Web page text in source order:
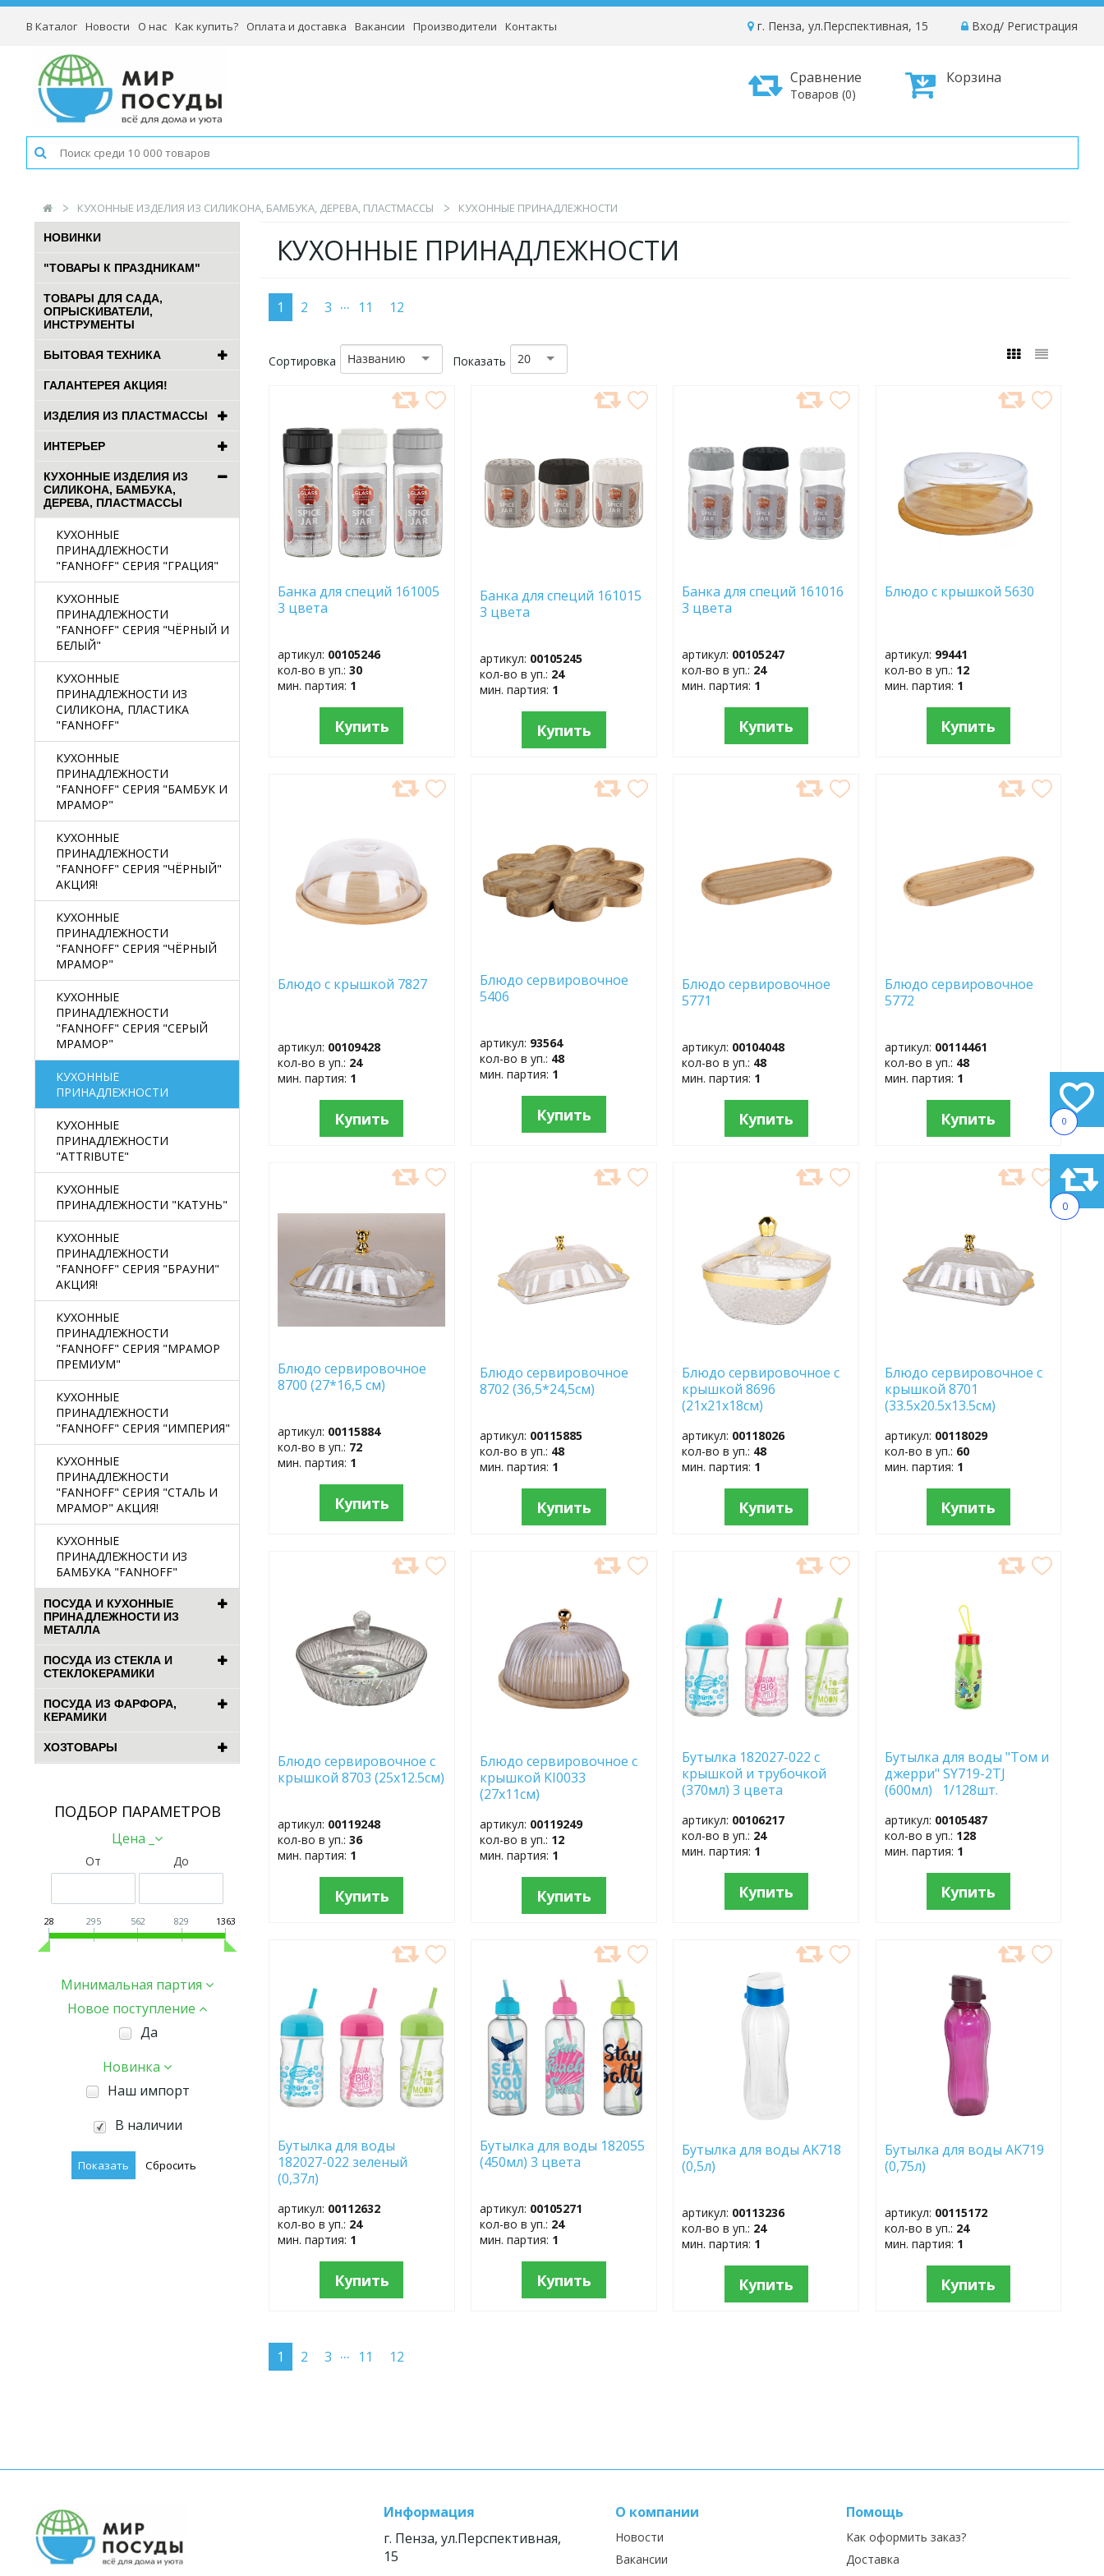
0
0
В Каталог Новости О нас Как купить? Оплата и доставка Вакансии Производители Контакты Вход/ Регистрация
г. Пенза, ул.Перспективная, 15
Корзина
Сравнение
Товаров (0)
КУХОННЫЕ ИЗДЕЛИЯ ИЗ СИЛИКОНА, БАМБУКА, ДЕРЕВА, ПЛАСТМАССЫ КУХОННЫЕ ПРИНАДЛЕЖНОСТИ
НОВИНКИ
"ТОВАРЫ К ПРАЗДНИКАМ"
ТОВАРЫ ДЛЯ САДА,
ОПРЫСКИВАТЕЛИ,
ИНСТРУМЕНТЫ
БЫТОВАЯ ТЕХНИКА
ГАЛАНТЕРЕЯ АКЦИЯ!
ИЗДЕЛИЯ ИЗ ПЛАСТМАССЫ
ИНТЕРЬЕР
КУХОННЫЕ ИЗДЕЛИЯ ИЗ
СИЛИКОНА, БАМБУКА,
ДЕРЕВА, ПЛАСТМАССЫ
КУХОННЫЕ
ПРИНАДЛЕЖНОСТИ
"FANHOFF" СЕРИЯ "ГРАЦИЯ"
КУХОННЫЕ
ПРИНАДЛЕЖНОСТИ
"FANHOFF" СЕРИЯ "ЧЁРНЫЙ И
БЕЛЫЙ"
КУХОННЫЕ
ПРИНАДЛЕЖНОСТИ ИЗ
СИЛИКОНА, ПЛАСТИКА
"FANHOFF"
КУХОННЫЕ
ПРИНАДЛЕЖНОСТИ
"FANHOFF" СЕРИЯ "БАМБУК И
МРАМОР"
КУХОННЫЕ
ПРИНАДЛЕЖНОСТИ
"FANHOFF" СЕРИЯ "ЧЁРНЫЙ"
АКЦИЯ!
КУХОННЫЕ
ПРИНАДЛЕЖНОСТИ
"FANHOFF" СЕРИЯ "ЧЁРНЫЙ
МРАМОР"
КУХОННЫЕ
ПРИНАДЛЕЖНОСТИ
"FANHOFF" СЕРИЯ "СЕРЫЙ
МРАМОР"
КУХОННЫЕ
ПРИНАДЛЕЖНОСТИ
КУХОННЫЕ
ПРИНАДЛЕЖНОСТИ
"ATTRIBUTE"
КУХОННЫЕ
ПРИНАДЛЕЖНОСТИ "КАТУНЬ"
КУХОННЫЕ
ПРИНАДЛЕЖНОСТИ
"FANHOFF" СЕРИЯ "БРАУНИ"
АКЦИЯ!
КУХОННЫЕ
ПРИНАДЛЕЖНОСТИ
"FANHOFF" СЕРИЯ "МРАМОР
ПРЕМИУМ"
КУХОННЫЕ
ПРИНАДЛЕЖНОСТИ
"FANHOFF" СЕРИЯ "ИМПЕРИЯ"
КУХОННЫЕ
ПРИНАДЛЕЖНОСТИ
"FANHOFF" СЕРИЯ "СТАЛЬ И
МРАМОР" АКЦИЯ!
КУХОННЫЕ
ПРИНАДЛЕЖНОСТИ ИЗ
БАМБУКА "FANHOFF"
ПОСУДА И КУХОННЫЕ
ПРИНАДЛЕЖНОСТИ ИЗ
МЕТАЛЛА
ПОСУДА ИЗ СТЕКЛА И
СТЕКЛОКЕРАМИКИ
ПОСУДА ИЗ ФАРФОРА,
КЕРАМИКИ
ХОЗТОВАРЫ
ПОДБОР ПАРАМЕТРОВ
Цена _
От До
28 295 562 829 1363
Минимальная партия
Новое поступление
Да
Новинка
Наш импорт
В наличии
КУХОННЫЕ ПРИНАДЛЕЖНОСТИ
1 2 3 ... 11 12
Сортировка Названию Показать 20
ИЗБРАННОЕ
Банка для специй 161005
3 цвета
артикул: 00105246
кол-во в уп.:30
мин. партия: 1
Купить
Банка для специй 161015
3 цвета
артикул: 00105245
кол-во в уп.: 24
мин. партия: 1
Купить
Банка для специй 161016
3 цвета
артикул: 00105247
кол-во в уп.: 24
мин. партия: 1
Купить
Блюдо с крышкой 5630
артикул: 99441
кол-во в уп.: 12
мин. партия: 1
Купить
Блюдо с крышкой 7827
артикул: 00109428
кол-во в уп.: 24
мин. партия: 1
Купить
Блюдо сервировочное
5406
артикул: 93564
кол-во в уп.: 48
мин. партия: 1
Купить
Блюдо сервировочное
5771
артикул: 00104048
кол-во в уп.: 48
мин. партия: 1
Купить
Блюдо сервировочное
5772
артикул: 00114461
кол-во в уп.: 48
мин. партия: 1
Купить
ИЗБРАННОЕ
Блюдо сервировочное
8700 (27*16,5 см)
артикул: 00115884
кол-во в уп.: 72
мин. партия: 1
Купить
Блюдо сервировочное
8702 (36,5*24,5см)
артикул: 00115885
кол-во в уп.: 48
мин. партия: 1
Купить
ИЗБРАННОЕ
Блюдо сервировочное с
крышкой 8696
(21х21х18см)
артикул: 00118026
кол-во в уп.: 48
мин. партия: 1
Купить
Блюдо сервировочное с
крышкой 8701
(33.5х20.5х13.5см)
артикул: 00118029
кол-во в уп.: 60
мин. партия: 1
Купить
Блюдо сервировочное с
крышкой 8703 (25х12.5см)
артикул: 00119248
кол-во в уп.:36
мин. партия: 1
Купить
Блюдо сервировочное с
крышкой KI0033
(27х11см)
артикул: 00119249
кол-во в уп.: 12
мин. партия: 1
Купить
ИЗБРАННОЕ
Бутылка 182027-022 с
крышкой и трубочкой
(370мл) 3 цвета
артикул: 00106217
кол-во в уп.: 24
мин. партия: 1
Купить
ИЗБРАННОЕ
Бутылка для воды "Том и
джерри" SY719-2TJ
(600мл) 1/128шт.
артикул: 00105487
кол-во в уп.: 128
мин. партия: 1
Купить
ИЗБРАННОЕ
Бутылка для воды
182027-022 зеленый
(0,37л)
артикул: 00112632
кол-во в уп.: 24
мин. партия: 1
Купить
ИЗБРАННОЕ
Бутылка для воды 182055
(450мл) 3 цвета
артикул: 00105271
кол-во в уп.: 24
мин. партия: 1
Купить
ИЗБРАННОЕ
Бутылка для воды AK718
(0,5л)
артикул: 00113236
кол-во в уп.: 24
мин. партия: 1
Купить
ИЗБРАННОЕ
Бутылка для воды AK719
(0,75л)
артикул: 00115172
кол-во в уп.: 24
мин. партия: 1
Купить
1 2 3 ... 11 12
Информация
г. Пенза, ул.Перспективная,
15
О компании
Новости
Вакансии
Помощь
Как оформить заказ?
Доставка